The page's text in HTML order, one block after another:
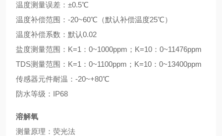
温度测量误差：±0.5℃
温度补偿范围：-20~60℃（默认补偿温度25℃）
温度补偿系数：默认0.02
盐度测量范围：K=1：0~1000ppm；K=10：0~11476ppm
TDS测量范围：K=1：0~1100ppm；K=10：0~13400ppm
传感器元件耐温：-20~+80℃
防水等级：IP68
溶解氧
测量原理：荧光法